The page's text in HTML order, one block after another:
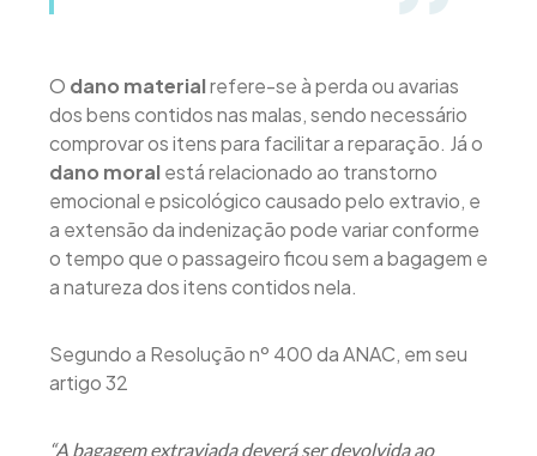
O dano materialrefere-se à perda ou avarias
dos bens contidos nas malas, sendo necessário
comprovar os itens para facilitar a reparação. Já o
dano moralestá relacionado ao transtorno
emocional e psicológico causado pelo extravio, e
a extensão da indenização pode variar conforme
o tempo que o passageiro ficou sem a bagagem e
a natureza dos itens contidos nela.
Segundo a Resolução nº 400 da ANAC, em seu
artigo 32
“A bagagem extraviada deverá ser devolvida ao